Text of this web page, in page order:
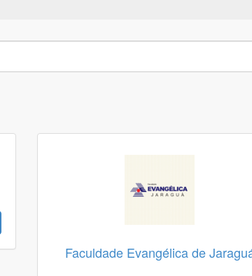
Faculdade Evangélica de